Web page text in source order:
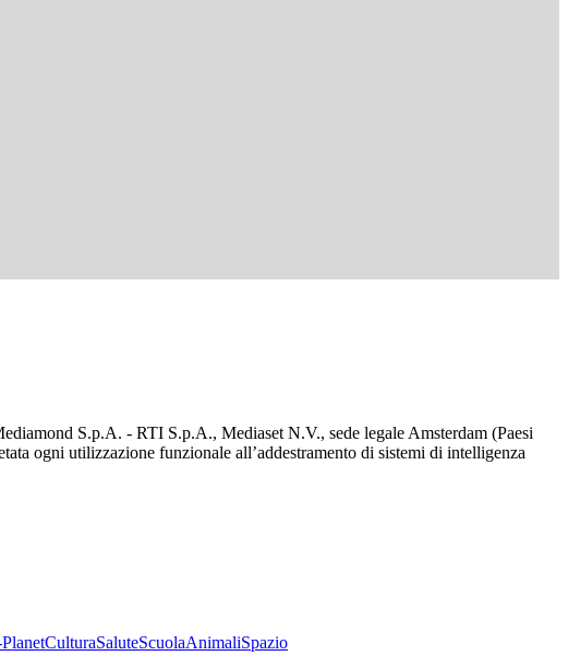
S.p.A. - RTI S.p.A., Mediaset N.V., sede legale Amsterdam (Paesi
ogni utilizzazione funzionale all’addestramento di sistemi di intelligenza
CulturaSaluteScuolaAnimaliSpazio